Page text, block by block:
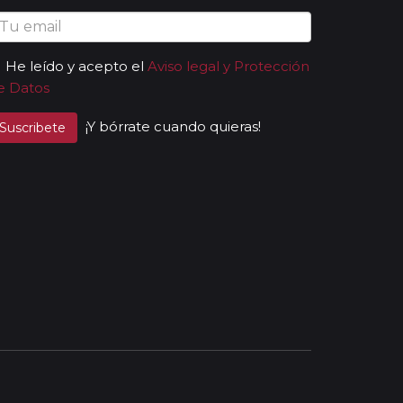
He leído y acepto el Aviso legal y Protección
Datos
Suscribete ¡Y bórrate cuando quieras!